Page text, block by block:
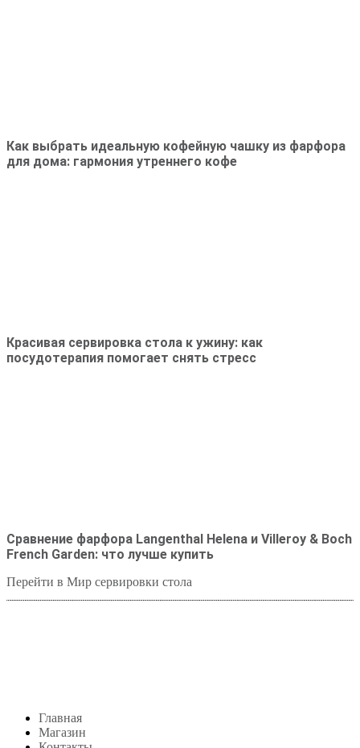
Как выбрать идеальную кофейную чашку из фарфора
для дома: гармония утреннего кофе
Красивая сервировка стола к ужину: как
посудотерапия помогает снять стресс
Сравнение фарфора Langenthal Helena и Villeroy & Boch
French Garden: что лучше купить
Перейти в Мир сервировки стола
Главная
Магазин